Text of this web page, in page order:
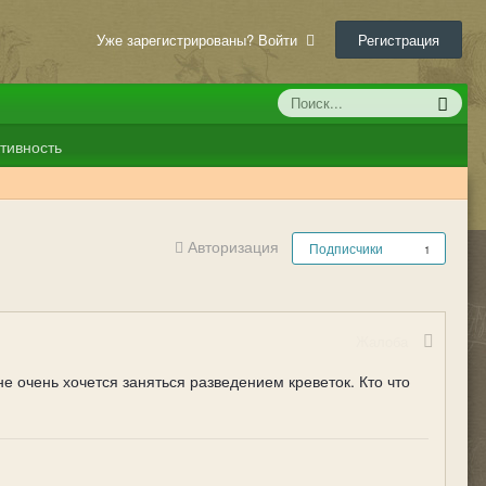
Уже зарегистрированы? Войти Регистрация
Авторизация Подписчики 1
хочется заняться разведением креветок. Кто что